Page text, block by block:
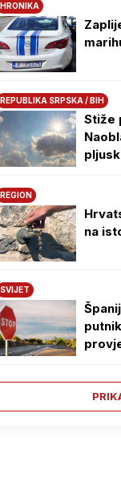
HRONIKA
REPUBLIKA SRPSKA / BIH
Stiže
REGION
na
SVIJET